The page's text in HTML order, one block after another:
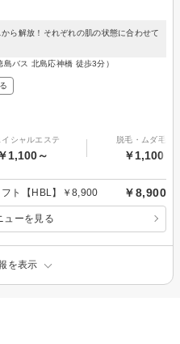
ら解放！それぞれの肌の状態に合わせて
バス 北島応神橋 徒歩3分）
イシャルエステ
￥1,100～
脱毛・ムダ毛処
￥1,100～
フト【HBL】￥8,900 ￥8,900
ューを見る
を表示